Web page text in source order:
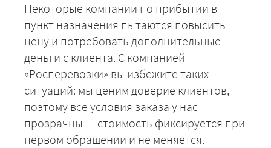
Некоторые компании по прибытии в
пункт назначения пытаются повысить
цену и потребовать дополнительные
деньги с клиента. С компанией
«Росперевозки» вы избежите таких
ситуаций: мы ценим доверие клиентов,
поэтому все условия заказа у нас
прозрачны — стоимость фиксируется при
первом обращении и не меняется.